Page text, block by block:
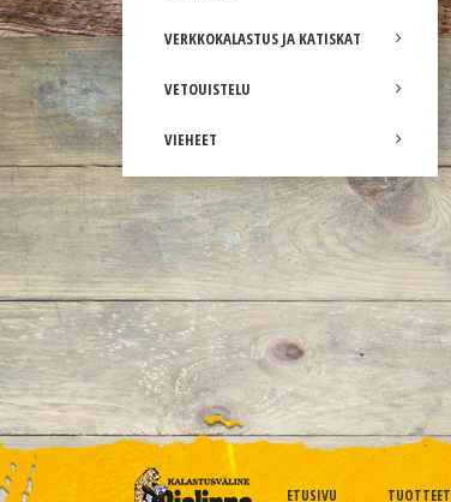
VERKKOKALASTUS JA KATISKAT
VETOUISTELU
VIEHEET
ETUSIVU TUOTTEET